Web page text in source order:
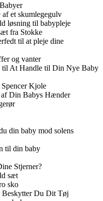
et skumlegegulv
løsning til babypleje
fra Stokke
til at pleje dine
og vanter
til At Handle til Din Nye Baby
Kjole
Din Babys Hænder
din baby mod solens
til din baby
Stjerner?
sæt
sko
Beskytter Du Dit Tøj